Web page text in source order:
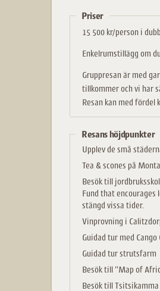
Priser
15 500 kr/person i
Enkelrumstillägg om
Gruppresan är med
tillkommer och vi har
Resan kan med fördel
Resans höjdpunkter
Upplev de små
Tea & scones på
Besök till
Fund that
stängd vissa tider.
Vinprovning i
Guidad tur med Cango
Guidad tur strutsfarm
Besök till ”Map of
Besök till